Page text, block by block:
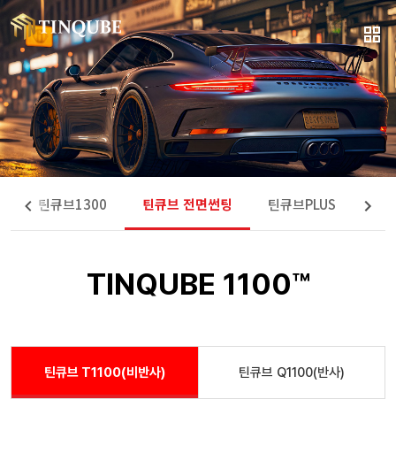
틴큐브1300 틴큐브 전면썬팅 틴큐브PLUS
TINQUBE 1100™
틴큐브 T1100(비반사) 틴큐브 Q1100(반사)